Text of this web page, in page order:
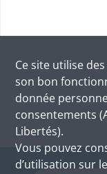
Ce site utilise des
son bon
donnée
consentements
Libertés).
Vous pouvez
d’utilisation sur